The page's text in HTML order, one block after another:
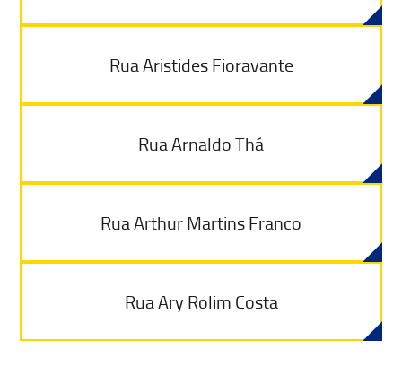
Rua Aristides Fioravante
Rua Arnaldo Thá
Rua Arthur Martins Franco
Rua Ary Rolim Costa